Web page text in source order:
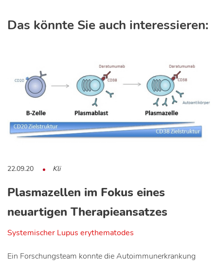
Das könnte Sie auch interessieren:
22.09.20 Kli
Plasmazellen im Fokus eines
neuartigen Therapieansatzes
Systemischer Lupus erythematodes
Ein Forschungsteam konnte die Autoimmunerkrankung